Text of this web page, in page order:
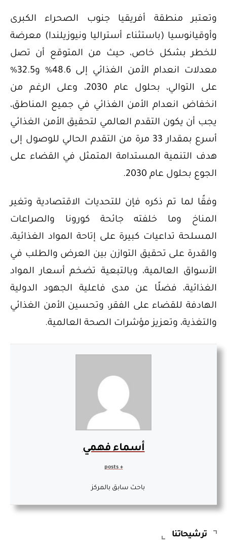
وتعتبر منطقة أفريقيا جنوب الصحراء الكبرى
وأوقيانوسيا (باستثناء أستراليا ونيوزيلندا) معرضة
للخطر بشكل خاص، حيث من المتوقع أن تصل
معدلات انعدام الأمن الغذائي إلى 48.6% و32.5%
على التوالي، بحلول عام 2030، وعلى الرغم من
انخفاض انعدام الأمن الغذائي في جميع المناطق،
يجب أن يكون التقدم العالمي لتحقيق الأمن الغذائي
أسرع بمقدار 33 مرة من التقدم الحالي للوصول إلى
هدف التنمية المستدامة المتمثل في القضاء على
الجوع بحلول عام 2030.
وفقًا لما تم ذكره فإن للتحديات الاقتصادية وتغير
المناخ وما خلفته جائحة كورونا والصراعات
المسلحة تداعيات كبيرة على إتاحة المواد الغذائية،
والقدرة على تحقيق التوازن بين العرض والطلب في
الأسواق العالمية، وبالتبعية تضخم أسعار المواد
الغذائية، فضلًا عن مدى فاعلية الجهود الدولية
الهادفة للقضاء على الفقر، وتحسين الأمن الغذائي
والتغذية، وتعزيز مؤشرات الصحة العالمية.
أسماء فهمي
باحث سابق بالمركز
ترشيحاتنا